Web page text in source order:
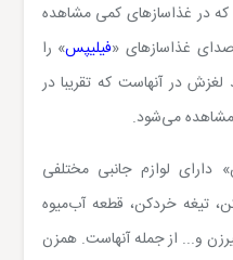
در غذاسازهای کمی مشاهده
غذاسازهای «فیلیپس» را
در آنهاست که تقریبا در
می‌شود.
دارای لوازم جانبی مختلفی
تیغه‌ خردکن، قطعه‌ آب‌میوه
و... از جمله آنهاست. همزن